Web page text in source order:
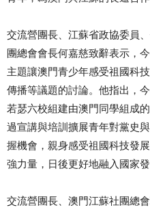
交流營團長、江蘇省政協委員
團總會會長何嘉慈致辭表示，
主題讓澳門青少年感受祖國科
傳播等議題的討論。他指出，
若瑟六校組建由澳門同學組成
過宣講與培訓擴展青年對黨史
握機會，親身感受祖國科技發
強力量，日後更好地融入國家發
交流營團長、澳門江蘇社團總